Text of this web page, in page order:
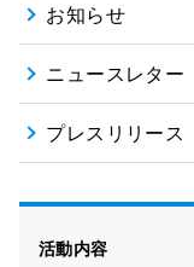
お知らせ
ニュースレター
プレスリリース
活動内容